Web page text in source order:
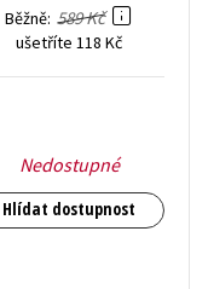
Běžně 589 Kč
ušetříte 118 Kč
Nedostupné
Hlídat dostupnost